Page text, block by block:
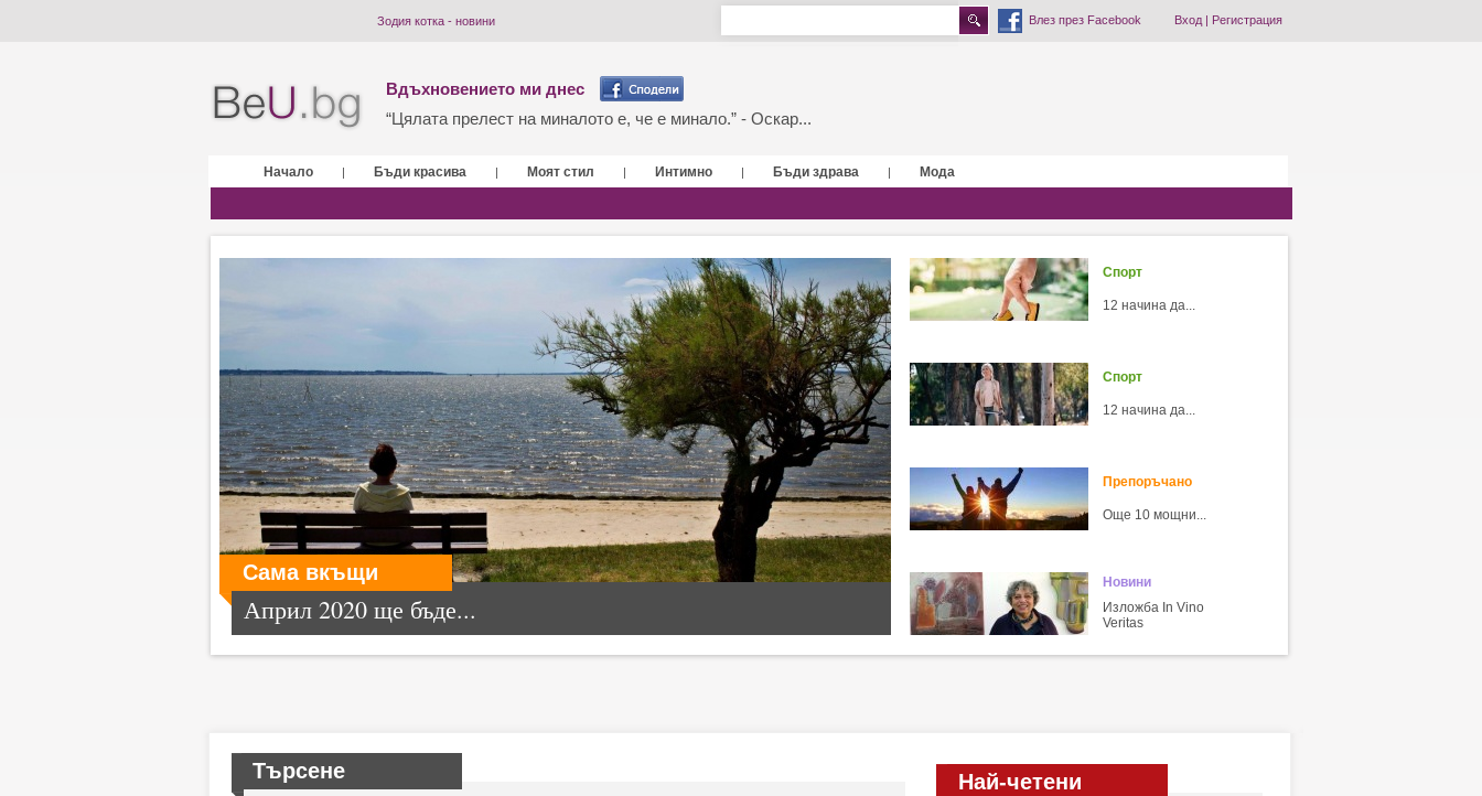
Зодия котка - новини Влез през Facebook Вход| Регистрация
Вдъхновението ми днес
“Цялата прелест на миналото е, че е минало.” - Оскар...
Начало | Бъди красива | Моят стил | Интимно | Бъди здрава | Мода
Сама вкъщи
Април 2020 ще бъде...
Спорт
12 начина да...
Спорт
12 начина да...
Препоръчано
Още 10 мощни...
Новини
Изложба In Vino
Veritas
Търсене Най-четени